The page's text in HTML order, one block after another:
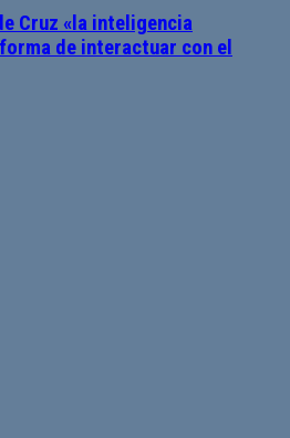
Cruz «la inteligencia
de interactuar con el